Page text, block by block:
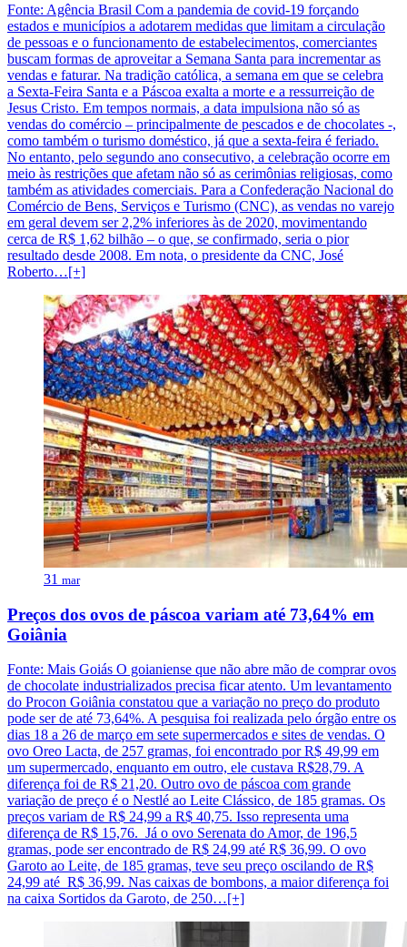
Fonte: Agência Brasil Com a pandemia de covid-19 forçando
estados e municípios a adotarem medidas que limitam a circulação
de pessoas e o funcionamento de estabelecimentos, comerciantes
buscam formas de aproveitar a Semana Santa para incrementar as
vendas e faturar. Na tradição católica, a semana em que se celebra
a Sexta-Feira Santa e a Páscoa exalta a morte e a ressurreição de
Jesus Cristo. Em tempos normais, a data impulsiona não só as
vendas do comércio – principalmente de pescados e de chocolates -,
como também o turismo doméstico, já que a sexta-feira é feriado.
No entanto, pelo segundo ano consecutivo, a celebração ocorre em
meio às restrições que afetam não só as cerimônias religiosas, como
também as atividades comerciais. Para a Confederação Nacional do
Comércio de Bens, Serviços e Turismo (CNC), as vendas no varejo
em geral devem ser 2,2% inferiores às de 2020, movimentando
cerca de R$ 1,62 bilhão – o que, se confirmado, seria o pior
resultado desde 2008. Em nota, o presidente da CNC, José
Roberto…[+]
31 mar
Preços dos ovos de páscoa variam até 73,64% em
Goiânia
Fonte: Mais Goiás O goianiense que não abre mão de comprar ovos
de chocolate industrializados precisa ficar atento. Um levantamento
do Procon Goiânia constatou que a variação no preço do produto
pode ser de até 73,64%. A pesquisa foi realizada pelo órgão entre os
dias 18 a 26 de março em sete supermercados e sites de vendas. O
ovo Oreo Lacta, de 257 gramas, foi encontrado por R$ 49,99 em
um supermercado, enquanto em outro, ele custava R$28,79. A
diferença foi de R$ 21,20. Outro ovo de páscoa com grande
variação de preço é o Nestlé ao Leite Clássico, de 185 gramas. Os
preços variam de R$ 24,99 a R$ 40,75. Isso representa uma
diferença de R$ 15,76. Já o ovo Serenata do Amor, de 196,5
gramas, pode ser encontrado de R$ 24,99 até R$ 36,99. O ovo
Garoto ao Leite, de 185 gramas, teve seu preço oscilando de R$
24,99 até R$ 36,99. Nas caixas de bombons, a maior diferença foi
na caixa Sortidos da Garoto, de 250…[+]